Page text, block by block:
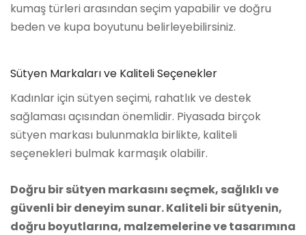
kumaş türleri arasından seçim yapabilir ve doğru
beden ve kupa boyutunu belirleyebilirsiniz.
Sütyen Markaları ve Kaliteli Seçenekler
Kadınlar için sütyen seçimi, rahatlık ve destek
sağlaması açısından önemlidir. Piyasada birçok
sütyen markası bulunmakla birlikte, kaliteli
seçenekleri bulmak karmaşık olabilir.
Doğru bir sütyen markasını seçmek, sağlıklı ve
güvenli bir deneyim sunar. Kaliteli bir sütyenin,
doğru boyutlarına, malzemelerine ve tasarımına